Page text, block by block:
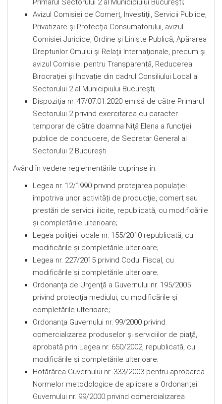
Primarul Sectorului 2 al Municipiului Bucureşti;
Avizul Comisiei de Comerţ, Investiţii, Servicii Publice,
Privatizare şi Protecția Consumatorului, avizul
Comisiei Juridice, Ordine şi Linişte Publică, Apărarea
Drepturilor Omului şi Relaţii Internaţionale, precum şi
avizul Comisiei pentru Transparență, Reducerea
Birocrației și Inovație din cadrul Consiliului Local al
Sectorului 2 al Municipiului Bucureşti;
Dispoziţia nr. 47/07.01.2020 emisă de către Primarul
Sectorului 2 privind exercitarea cu caracter
temporar de către doamna Niţă Elena a funcţiei
publice de conducere, de Secretar General al
Sectorului 2 Bucureşti.
Având în vedere reglementările cuprinse în:
Legea nr. 12/1990 privind protejarea populației
împotriva unor activități de producţie, comerț sau
prestări de servicii ilicite, republicată, cu modificările
şi completările ulterioare;
Legea poliţiei locale nr. 155/2010 republicată, cu
modificările şi completările ulterioare;
Legea nr. 227/2015 privind Codul Fiscal, cu
modificările și completările ulterioare;
Ordonanţa de Urgenţă a Guvernului nr. 195/2005
privind protecţia mediului, cu modificările şi
completările ulterioare;
Ordonanţa Guvernului nr. 99/2000 privind
comercializarea produselor şi serviciilor de piaţă,
aprobată prin Legea nr. 650/2002, republicată, cu
modificările și completările ulterioare;
Hotărârea Guvernului nr. 333/2003 pentru aprobarea
Normelor metodologice de aplicare a Ordonanţei
Guvernului nr. 99/2000 privind comercializarea